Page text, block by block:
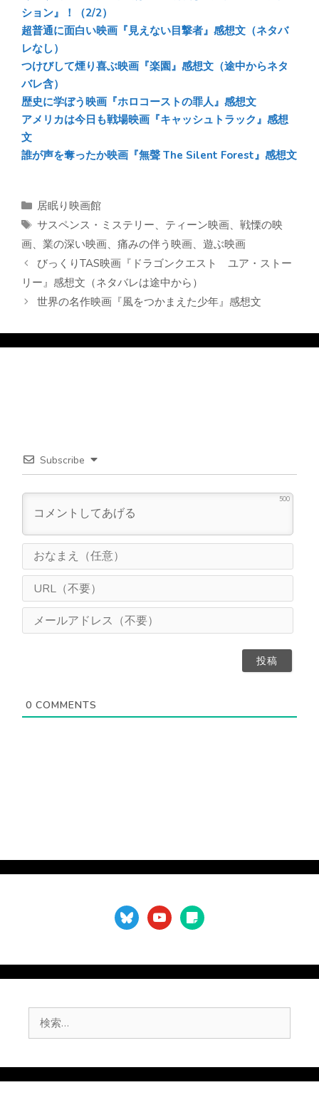
ション』！（2/2）
超普通に面白い映画『見えない目撃者』感想文（ネタバ
レなし）
つけびして煙り喜ぶ映画『楽園』感想文（途中からネタ
バレ含）
歴史に学ぼう映画『ホロコーストの罪人』感想文
アメリカは今日も戦場映画『キャッシュトラック』感想
文
誰が声を奪ったか映画『無聲 The Silent Forest』感想文
カ
テ
ゴ
リ
ー
居眠り映画館
タ
グ
サスペンス・ミステリー、 ティーン映画、 戦慄の映
画、 業の深い映画、 痛みの伴う映画、 遊ぶ映画
びっくりTAS映画『ドラゴンクエスト ユア・ストー
リー』感想文（ネタバレは途中から）
世界の名作映画『風をつかまえた少年』感想文
Subscribe
500
ま
（
意
L
（
0 COMMENTS
blueskyyoutubesticky-
note
索: